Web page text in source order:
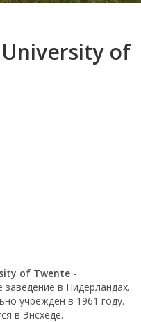
of
of Twente -
в Нидерландах.
учреждён в 1961 году.
в Энсхеде.